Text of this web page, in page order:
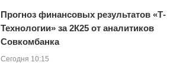
Прогноз финансовых результатов «Т-
Технологии» за 2К25 от аналитиков
Совкомбанка
Сегодня 10:15